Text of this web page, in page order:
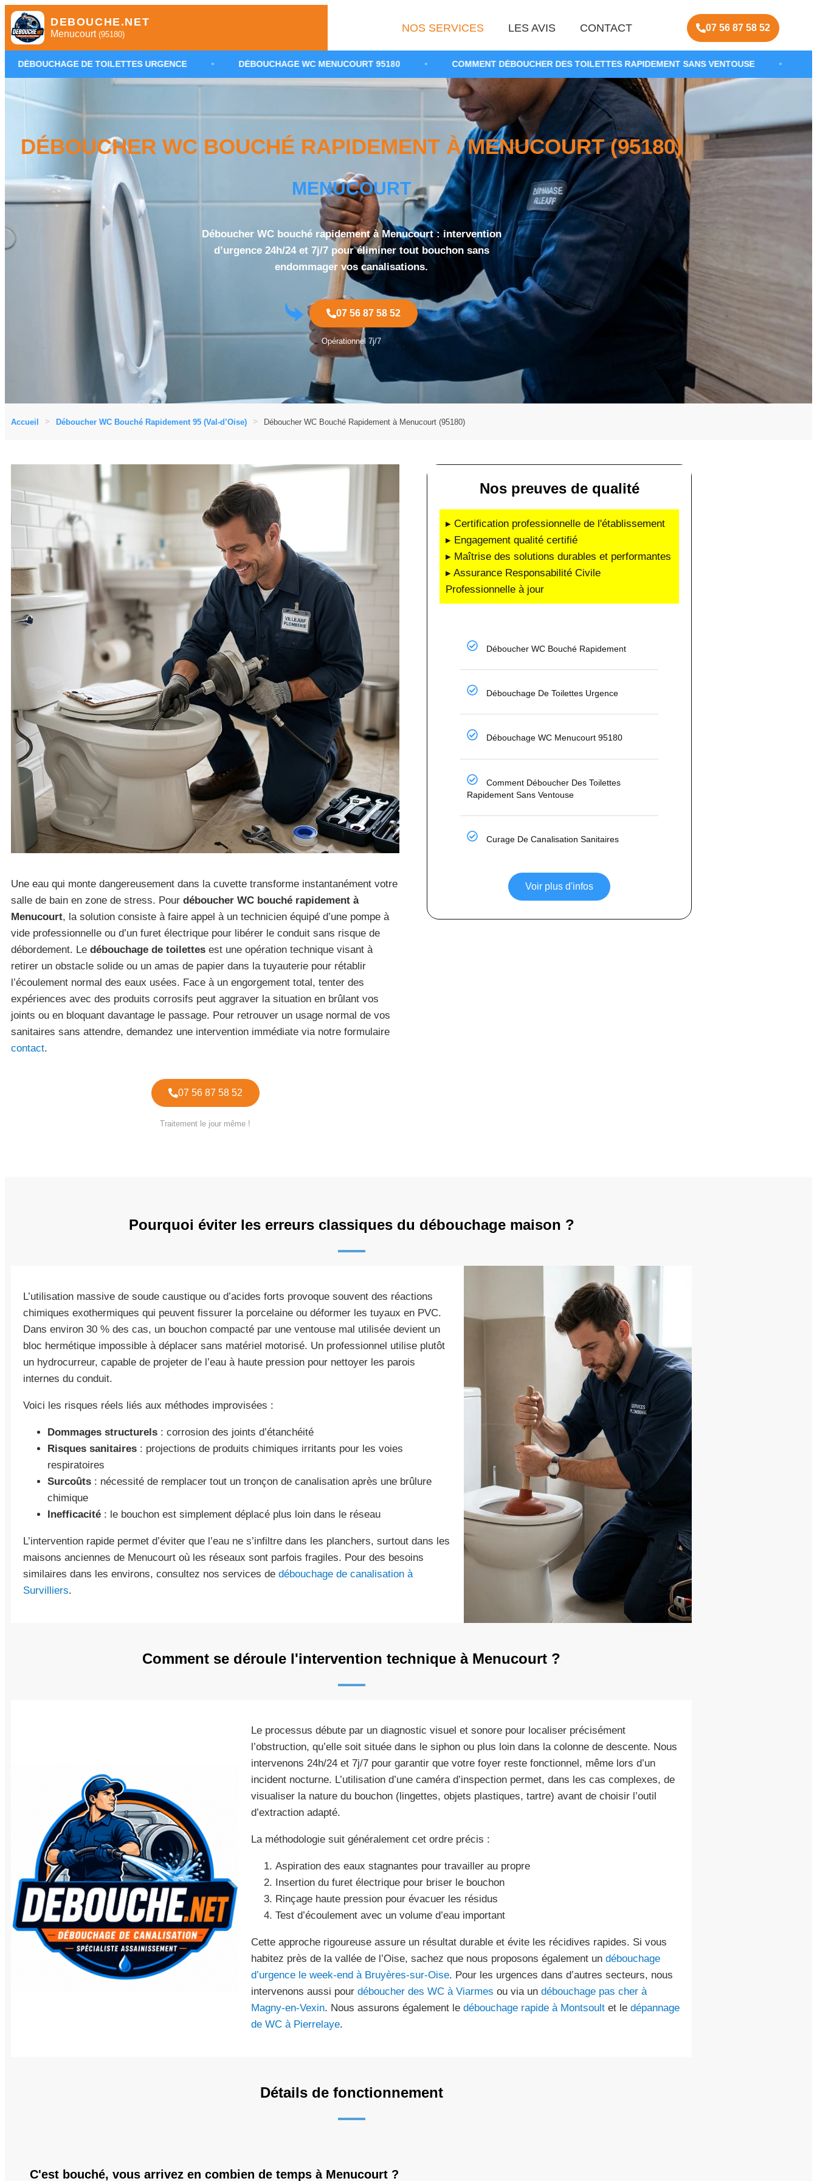
DEBOUCHE.NET
Menucourt (95180)
NOS SERVICES LES AVIS CONTACT 07 56 87 58 52
TOILETTES URGENCE • DÉBOUCHAGE WC MENUCOURT 95180 • COMMENT DÉBOUCHER DES TOILETTES RAPIDEMENT SANS VENTOUSE • CURAGE DE
DÉBOUCHER WC BOUCHÉ RAPIDEMENT À MENUCOURT (95180)
MENUCOURT
Déboucher WC bouché rapidement à Menucourt : intervention
d’urgence 24h/24 et 7j/7 pour éliminer tout bouchon sans
endommager vos canalisations.
07 56 87 58 52
Opérationnel 7j/7
Accueil Déboucher WC Bouché Rapidement 95 (Val-d’Oise) Déboucher WC Bouché Rapidement à Menucourt (95180)
Une eau qui monte dangereusement dans la cuvette transforme instantanément votre
salle de bain en zone de stress. Pour déboucher WC bouché rapidement à
Menucourt, la solution consiste à faire appel à un technicien équipé d’une pompe à
vide professionnelle ou d’un furet électrique pour libérer le conduit sans risque de
débordement. Le débouchage de toilettes est une opération technique visant à
retirer un obstacle solide ou un amas de papier dans la tuyauterie pour rétablir
l’écoulement normal des eaux usées. Face à un engorgement total, tenter des
expériences avec des produits corrosifs peut aggraver la situation en brûlant vos
joints ou en bloquant davantage le passage. Pour retrouver un usage normal de vos
sanitaires sans attendre, demandez une intervention immédiate via notre formulaire
contact.
07 56 87 58 52
Traitement le jour même !
Nos preuves de qualité
▸ Certification professionnelle de l'établissement
▸ Engagement qualité certifié
▸ Maîtrise des solutions durables et performantes
▸ Assurance Responsabilité Civile
Professionnelle à jour
Déboucher WC Bouché Rapidement
Débouchage De Toilettes Urgence
Débouchage WC Menucourt 95180
Comment Déboucher Des Toilettes
Rapidement Sans Ventouse
Curage De Canalisation Sanitaires
Voir plus d'infos
Pourquoi éviter les erreurs classiques du débouchage maison ?
L’utilisation massive de soude caustique ou d’acides forts provoque souvent des réactions
chimiques exothermiques qui peuvent fissurer la porcelaine ou déformer les tuyaux en PVC.
Dans environ 30 % des cas, un bouchon compacté par une ventouse mal utilisée devient un
bloc hermétique impossible à déplacer sans matériel motorisé. Un professionnel utilise plutôt
un hydrocurreur, capable de projeter de l’eau à haute pression pour nettoyer les parois
internes du conduit.
Voici les risques réels liés aux méthodes improvisées :
Dommages structurels : corrosion des joints d’étanchéité
Risques sanitaires : projections de produits chimiques irritants pour les voies
respiratoires
Surcoûts : nécessité de remplacer tout un tronçon de canalisation après une brûlure
chimique
Inefficacité : le bouchon est simplement déplacé plus loin dans le réseau
L’intervention rapide permet d’éviter que l’eau ne s’infiltre dans les planchers, surtout dans les
maisons anciennes de Menucourt où les réseaux sont parfois fragiles. Pour des besoins
similaires dans les environs, consultez nos services de débouchage de canalisation à
Survilliers.
Comment se déroule l'intervention technique à Menucourt ?
Le processus débute par un diagnostic visuel et sonore pour localiser précisément
l’obstruction, qu’elle soit située dans le siphon ou plus loin dans la colonne de descente. Nous
intervenons 24h/24 et 7j/7 pour garantir que votre foyer reste fonctionnel, même lors d’un
incident nocturne. L’utilisation d’une caméra d’inspection permet, dans les cas complexes, de
visualiser la nature du bouchon (lingettes, objets plastiques, tartre) avant de choisir l’outil
d’extraction adapté.
La méthodologie suit généralement cet ordre précis :
Aspiration des eaux stagnantes pour travailler au propre
Insertion du furet électrique pour briser le bouchon
Rinçage haute pression pour évacuer les résidus
Test d’écoulement avec un volume d’eau important
Cette approche rigoureuse assure un résultat durable et évite les récidives rapides. Si vous
habitez près de la vallée de l’Oise, sachez que nous proposons également un débouchage
d’urgence le week-end à Bruyères-sur-Oise. Pour les urgences dans d’autres secteurs, nous
intervenons aussi pour déboucher des WC à Viarmes ou via un débouchage pas cher à
Magny-en-Vexin. Nous assurons également le débouchage rapide à Montsoultet le dépannage
de WC à Pierrelaye.
Détails de fonctionnement
C'est bouché, vous arrivez en combien de temps à Menucourt ?